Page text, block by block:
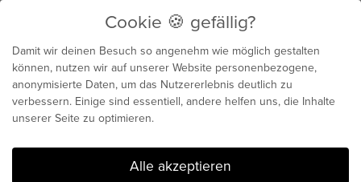
Biochemie für dein
genetisches Maximum
Cookie 🍪 gefällig?
Damit wir deinen Besuch so angenehm wie möglich gestalten
können, nutzen wir auf unserer Website personenbezogene,
anonymisierte Daten, um das Nutzererlebnis deutlich zu
verbessern. Einige sind essentiell, andere helfen uns, die Inhalte
unserer Seite zu optimieren.
Cookie 🍪 gefällig?
Alle akzeptieren